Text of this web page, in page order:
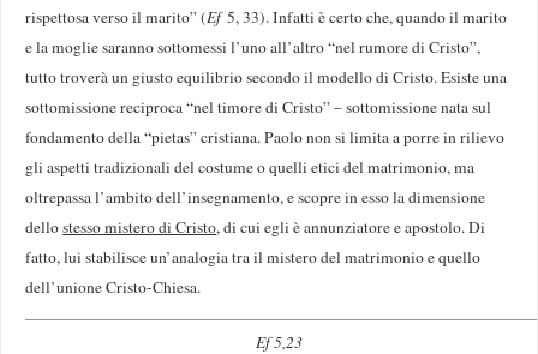
rispettosa verso il marito” (Ef5, 33). Infatti è certo che, quando il marito
e la moglie saranno sottomessi l’uno all’altro “nel rumore di Cristo”,
tutto troverà un giusto equilibrio secondo il modello di Cristo. Esiste una
sottomissione reciproca “nel timore di Cristo” – sottomissione nata sul
fondamento della “pietas” cristiana. Paolo non si limita a porre in rilievo
gli aspetti tradizionali del costume o quelli etici del matrimonio, ma
oltrepassa l’ambito dell’insegnamento, e scopre in esso la dimensione
dellostesso mistero di Cristo, di cui egli è annunziatore e apostolo. Di
fatto, lui stabilisce un’analogia tra il mistero del matrimonio e quello
dell’unione Cristo-Chiesa.
Ef 5,23